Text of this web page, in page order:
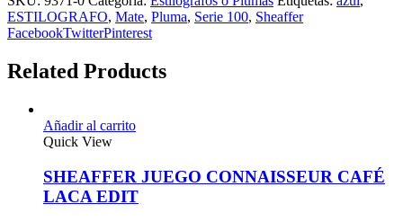
ESTILOGRAFO, Mate, Pluma, Serie 100, Sheaffer
FacebookTwitterPinterest
Related Products
Añadir al carrito
Quick View
SHEAFFER JUEGO CONNAISSEUR CAFÉ
LACA EDIT